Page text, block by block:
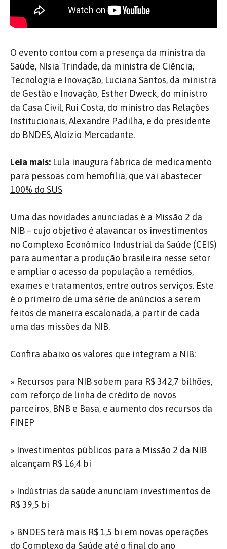
O evento contou com a presença da ministra da
Saúde, Nísia Trindade, da ministra de Ciência,
Tecnologia e Inovação, Luciana Santos, da ministra
de Gestão e Inovação, Esther Dweck, do ministro
da Casa Civil, Rui Costa, do ministro das Relações
Institucionais, Alexandre Padilha, e do presidente
do BNDES, Aloizio Mercadante.
Leia mais: Lula inaugura fábrica de medicamento
para pessoas com hemofilia, que vai abastecer
100% do SUS
Uma das novidades anunciadas é a Missão 2 da
NIB – cujo objetivo é alavancar os investimentos
no Complexo Econômico Industrial da Saúde (CEIS)
para aumentar a produção brasileira nesse setor
e ampliar o acesso da população a remédios,
exames e tratamentos, entre outros serviços. Este
é o primeiro de uma série de anúncios a serem
feitos de maneira escalonada, a partir de cada
uma das missões da NIB.
Confira abaixo os valores que integram a NIB:
» Recursos para NIB sobem para R$ 342,7 bilhões,
com reforço de linha de crédito de novos
parceiros, BNB e Basa, e aumento dos recursos da
FINEP
» Investimentos públicos para a Missão 2 da NIB
alcançam R$ 16,4 bi
» Indústrias da saúde anunciam investimentos de
R$ 39,5 bi
» BNDES terá mais R$ 1,5 bi em novas operações
do Complexo da Saúde até o final do ano